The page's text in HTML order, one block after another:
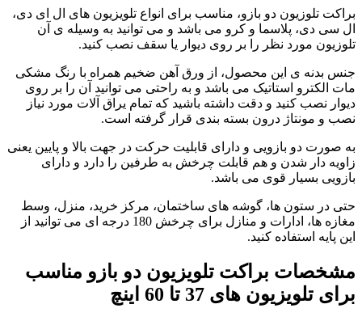
براکت تلوزیون دو بازو، مناسب برای انواع تلویزیون های ال ای دی،
ال سی دی، پلاسما و کرو می باشد و می توانید به وسیله ی آن
تلوزیون مورد نظر را بر روی دیوار یا سقف نصب کنید.
جنس بدنه ی این محصول، از ورق آهن ضخیم همراه با رنگ مشکی
مات الکترو استاتیک می باشد و به راحتی می توانید آن را بر روی
دیوار نصب کنید و دقت داشته باشید که تمام یراق آلات مورد نیاز
نصب و مونتاژ درون بسته بندی قرار گرفته است.
به صورت دو بازویی و دارای قابلیت حرکت در جهت بالا و پایین یعنی
زاویه دار شدن و هم قابلت چرخش به طرفین را دارد و دارای
بازویی بسیار قوی می باشد.
حتی در ستون ها، گوشه های ساختمان، مرکز خرید، منزل، وسط
مغازه ها، ادارات و منازل برای چرخش 180 درجه ای می توانید از
این پایه استفاده کنید.
مشخصات براکت تلویزیون دو بازو مناسب
برای تلویزیون های 37 تا 60 اینچ